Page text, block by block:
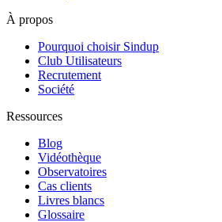
À propos
Pourquoi choisir Sindup
Club Utilisateurs
Recrutement
Société
Ressources
Blog
Vidéothèque
Observatoires
Cas clients
Livres blancs
Glossaire